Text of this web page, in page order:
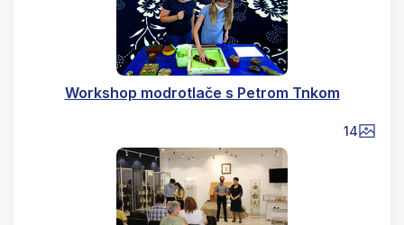
Workshop modrotlače s Petrom Tnkom
14